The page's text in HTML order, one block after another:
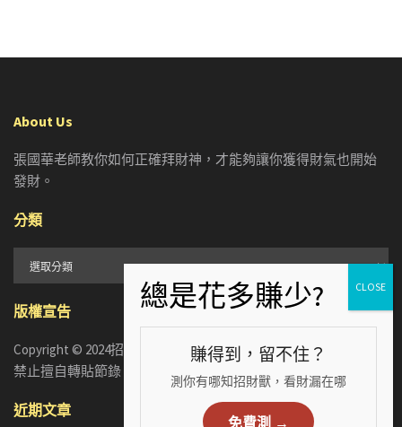
About Us
張國華老師教你如何正確拜財神，才能夠讓你獲得財氣也開始
發財。
分類
版權宣告
Copyright © 2024招財張國華. ALL RIGHTS RESERVED. 版權所有，
禁止擅自轉貼節錄
近期文章
賺得到，留不住？
測你有哪知招財獸，看財漏在哪
免費測 →